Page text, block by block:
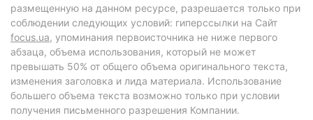
размещенную на данном ресурсе, разрешается только при
соблюдении следующих условий: гиперссылки на Сайт
focus.ua, упоминания первоисточника не ниже первого
абзаца, объема использования, который не может
превышать 50% от общего объема оригинального текста,
изменения заголовка и лида материала. Использование
большего объема текста возможно только при условии
получения письменного разрешения Компании.